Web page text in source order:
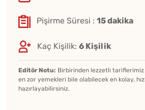
Pişirme Süresi : 15 dakika
Kaç Kişilik: 6 Kişilik
Editör Notu: Birbirinden lezzetli tariflerimiz
en zor yemekleri bile olabilecek en kolay,
hazırlayabilirsiniz.